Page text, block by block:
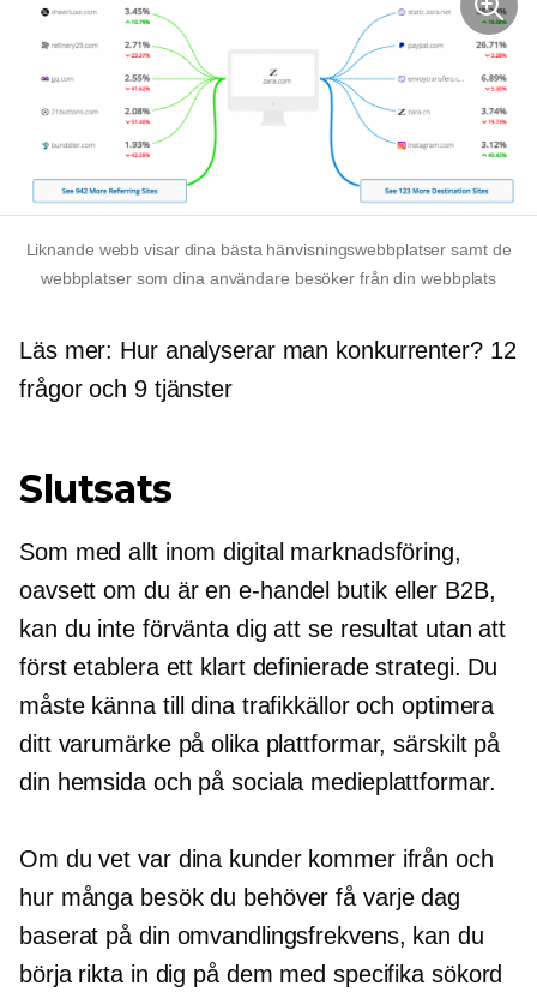
Liknande webb visar dina bästa hänvisningswebbplatser samt de
webbplatser som dina användare besöker från din webbplats
Läs mer: Hur analyserar man konkurrenter? 12
frågor och 9 tjänster
Slutsats
Som med allt inom digital marknadsföring,
oavsett om du är en e-handel butik eller B2B,
kan du inte förvänta dig att se resultat utan att
först etablera ett klart definieradestrategi. Du
måste känna till dina trafikkällor och optimera
ditt varumärke på olika plattformar, särskilt på
din hemsida och på sociala medieplattformar.
Om du vet var dina kunder kommer ifrån och
hur många besök du behöver få varje dag
baserat på din omvandlingsfrekvens, kan du
börja rikta in dig på dem med specifika sökord